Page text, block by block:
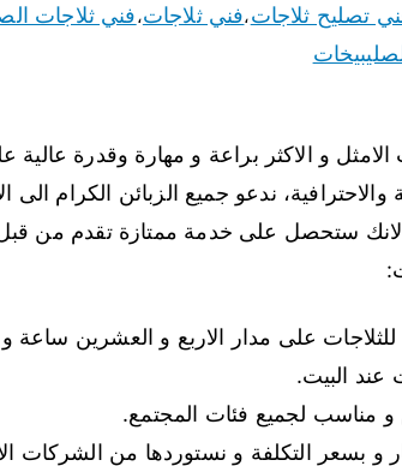
تصليح ثلاجات،فني ثلاجات،فني ثلاجات
و الاكثر براعة و مهارة وقدرة عالية
والاحترافية، ندعو جميع الزبائن الكرام الى
ستحصل على خدمة ممتازة تقدم من قبل
على مدار الاربع و العشرين ساعة و
عند البيت.
مناسب لجميع فئات المجتمع.
و بسعر التكلفة و نستوردها من الشركات